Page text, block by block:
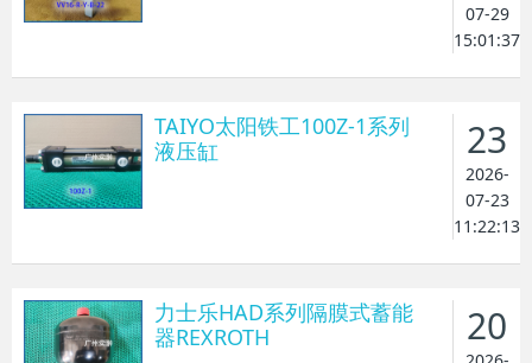
07-29
15:01:37
TAIYO太阳铁工100Z-1系列
液压缸
23
2026-
07-23
11:22:13
力士乐HAD系列隔膜式蓄能
器REXROTH
20